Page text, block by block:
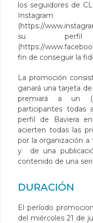
los seguidores de
Instagram
(https://
su perfil
(https://
fin de conseguir la
La promoción
ganará una tarjeta
premiará a un
participantes todas
perfil de Baviera
acierten todas las
por la organización
y de una
contenido de una
DURACIÓN
El período
del miércoles 21 de